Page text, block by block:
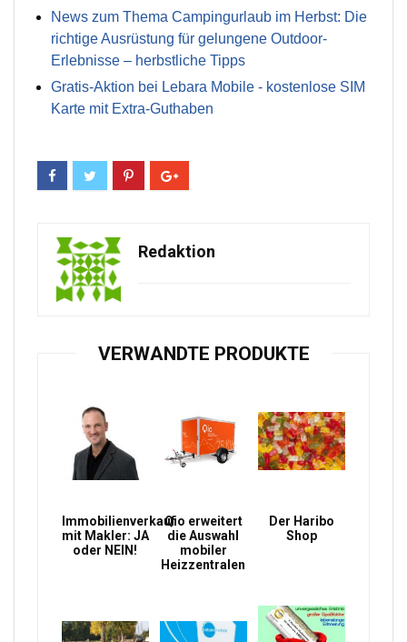
News zum Thema Campingurlaub im Herbst: Die
richtige Ausrüstung für gelungene Outdoor-
Erlebnisse – herbstliche Tipps
Gratis-Aktion bei Lebara Mobile - kostenlose SIM
Karte mit Extra-Guthaben
Redaktion
VERWANDTE PRODUKTE
Immobilienverkauf
mit Makler: JA
oder NEIN!
Qio erweitert
die Auswahl
mobiler
Heizzentralen
Der Haribo
Shop